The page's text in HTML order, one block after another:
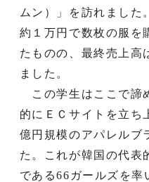
ムン）」を訪れました
約１万円で数枚の服を
たものの、最終売上高
ました。
この学生はここで諦
的にＥＣサイトを立ち
億円規模のアパレルブ
た。これが韓国の代表
である66ガールズを率